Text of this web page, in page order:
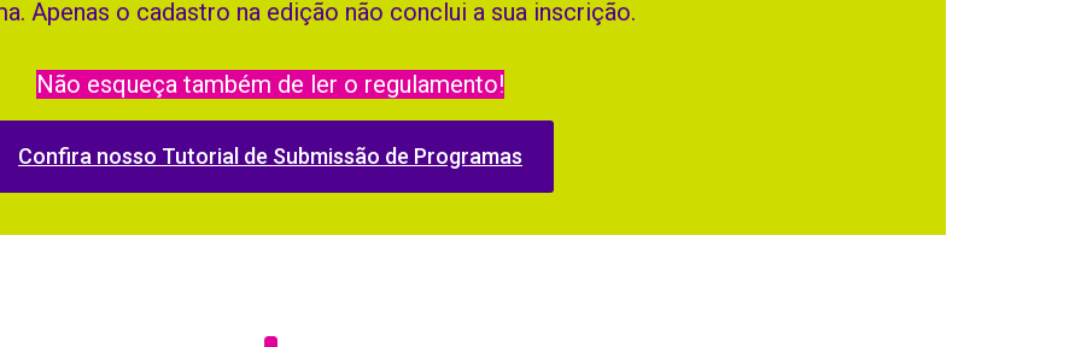
Apenas o cadastro na edição não conclui a sua inscrição.
Não esqueça também de ler o regulamento!
Confira nosso Tutorial de Submissão de Programas